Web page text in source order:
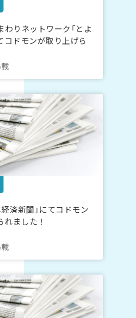
わりネットワーク「とよ
コドモンが取り上げら
経済新聞」にてコドモン
ました！